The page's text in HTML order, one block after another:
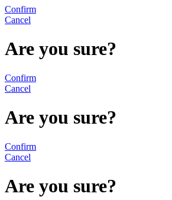
Confirm
Cancel
Are you sure?
Confirm
Cancel
Are you sure?
Confirm
Cancel
Are you sure?